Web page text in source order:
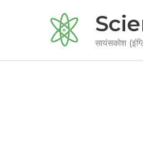
सायंसकोश